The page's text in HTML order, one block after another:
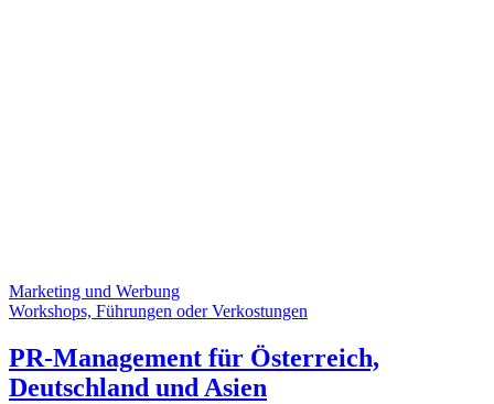
Marketing und Werbung
Workshops, Führungen oder Verkostungen
PR-Management für Österreich,
Deutschland und Asien